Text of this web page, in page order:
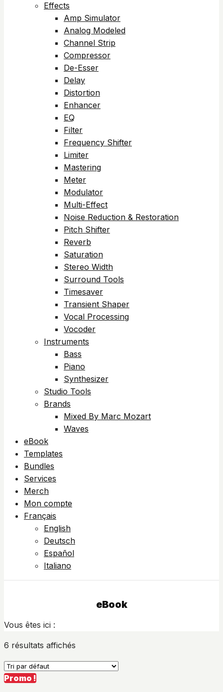
Effects
Amp Simulator
Analog Modeled
Channel Strip
Compressor
De-Esser
Delay
Distortion
Enhancer
EQ
Filter
Frequency Shifter
Limiter
Mastering
Meter
Modulator
Multi-Effect
Noise Reduction & Restoration
Pitch Shifter
Reverb
Saturation
Stereo Width
Surround Tools
Timesaver
Transient Shaper
Vocal Processing
Vocoder
Instruments
Bass
Piano
Synthesizer
Studio Tools
Brands
Mixed By Marc Mozart
Waves
eBook
Templates
Bundles
Services
Merch
Mon compte
Français
English
Deutsch
Español
Italiano
eBook
Vous êtes ici :
6 résultats affichés
Promo !